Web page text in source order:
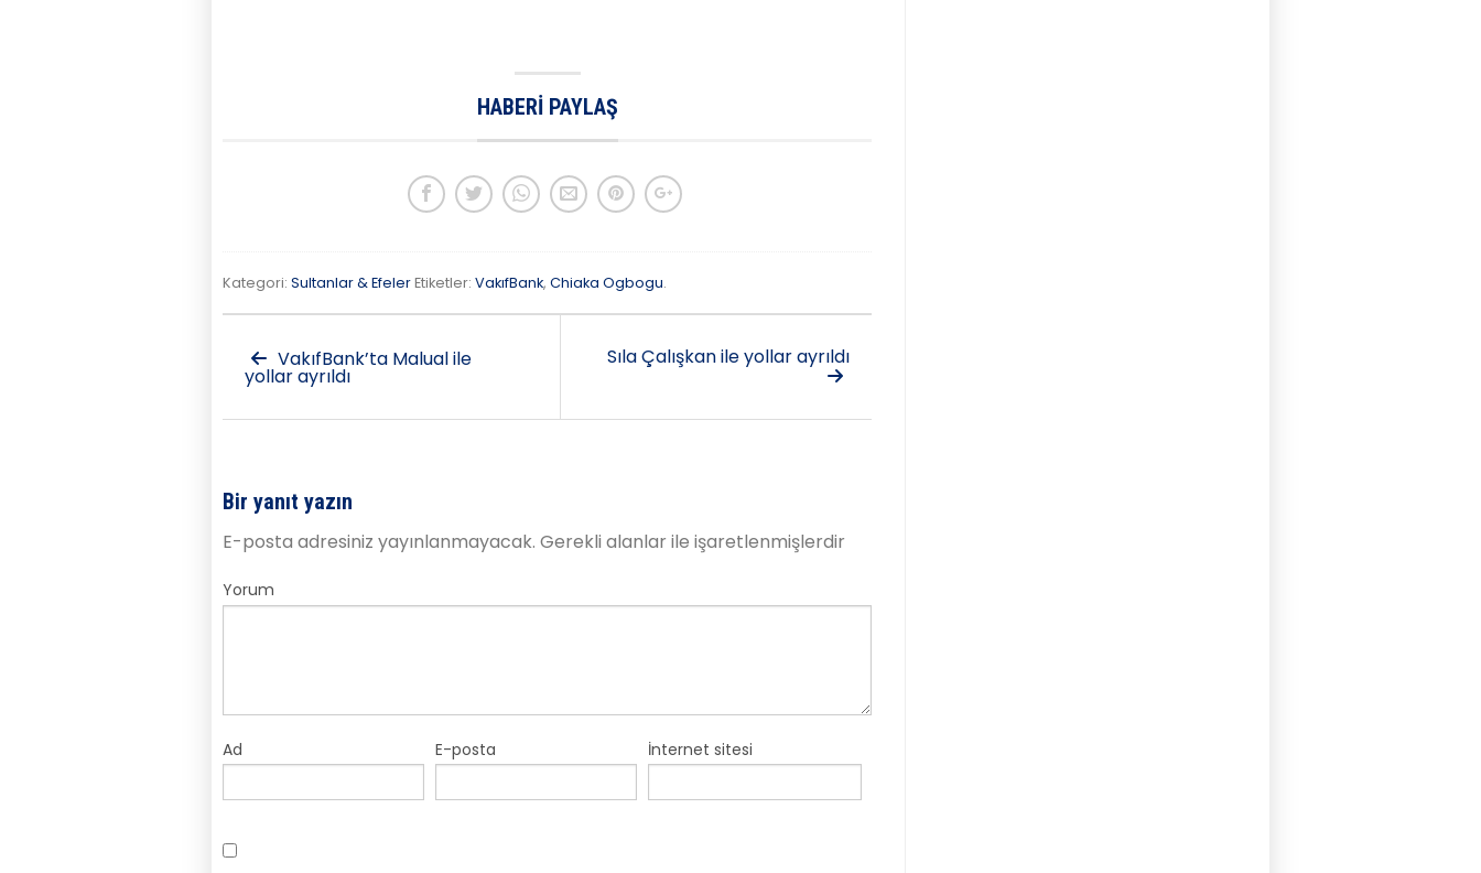
HABERI PAYLAŞ
Kategori: Sultanlar & EfelerEtiketler: VakıfBank, Chiaka Ogbogu.
VakıfBank’ta Malual ile
yollar ayrıldı
Sıla Çalışkan ile yollar ayrıldı
Bir yanıt yazın
E-posta adresiniz yayınlanmayacak. Gerekli alanlar ile işaretlenmişlerdir
Yorum
Ad E-posta İnternet sitesi